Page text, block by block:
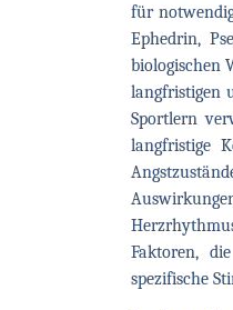
für
Ephedrin,
biologischen
langfristigen
Sportlern
langfristige
Faktoren,
spezifische